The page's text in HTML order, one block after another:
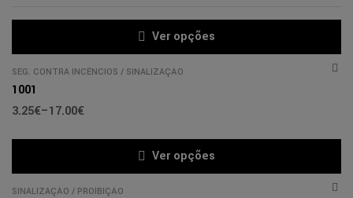
Ver opções
SEG. CONTRA INCÊNCIOS / SINALIZAÇÃO
1001
3.25€–17.00€
Ver opções
SINALIZAÇÃO / PROÍBIÇÃO